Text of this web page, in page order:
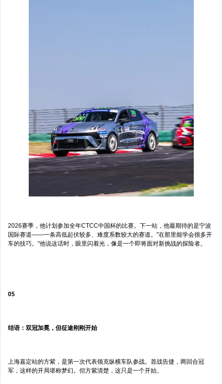
2026赛季，他计划参加全年CTCC中国杯的比赛。下一站，他最期待的是宁波
国际赛道——一条高低起伏较多、难度系数较大的赛道。"在那里能学会很多开
车的技巧。"他说这话时，眼里闪着光，像是一个即将面对新挑战的探险者。
05
结语：双冠加冕，但征途刚刚开始
上海嘉定站的方紫，是第一次代表领克纵横车队参战。首战告捷，两回合冠
军，这样的开局堪称梦幻。但方紫清楚，这只是一个开始。